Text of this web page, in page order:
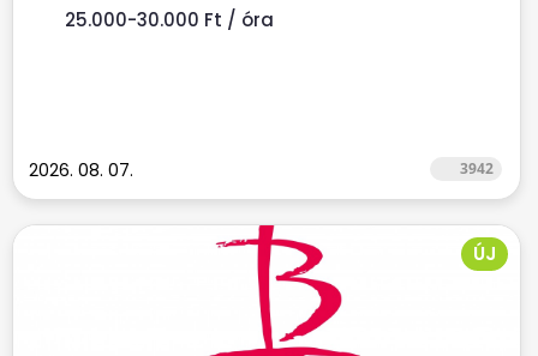
25.000-30.000 Ft / óra
2026. 08. 07. 3942
ÚJ